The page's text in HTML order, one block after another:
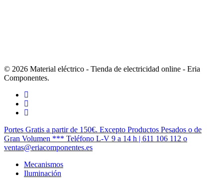
© 2026 Material eléctrico - Tienda de electricidad online - Eria
Componentes.
twitter
facebook
instagram
Cerrar
Menú
Portes Gratis a partir de 150€. Excepto Productos Pesados o de
Gran Volumen *** Teléfono L-V 9 a 14 h | 611 106 112 o
ventas@eriacomponentes.es
Mecanismos
Iluminación